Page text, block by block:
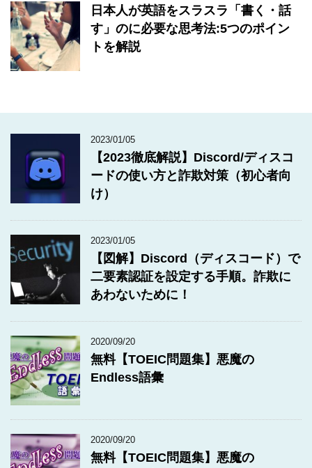
日本人が英語をスラスラ「書く・話
す」のに必要な思考法:5つのポイン
トを解説
2023/01/05
【2023徹底解説】Discord/ディスコ
ードの使い方と詐欺対策（初心者向
け）
2023/01/05
【図解】Discord（ディスコード）で
二要素認証を設定する手順。詐欺に
あわないために！
2020/09/20
無料【TOEIC問題集】悪魔の
Endless語彙
2020/09/20
無料【TOEIC問題集】悪魔の